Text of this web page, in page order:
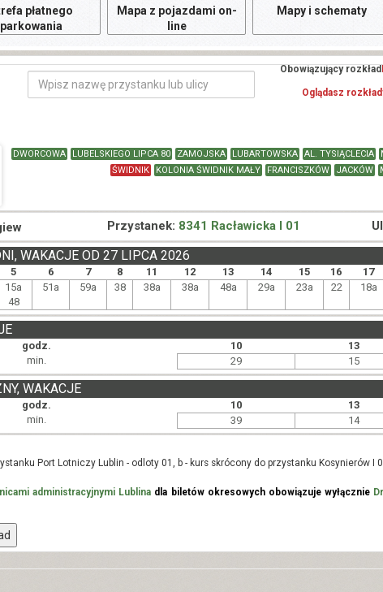
płatnego
parkowania
Mapa z pojazdami on-
line
Mapy i schematy
Obowiązujący rozkład
Oglądasz
DWORCOWA LUBELSKIEGO LIPCA 80 ZAMOJSKA LUBARTOWSKA AL. TYSIĄCLECIA
ŚWIDNIK
KOLONIA ŚWIDNIK MAŁY FRANCISZKÓW JACKÓW
Przystanek: 8341 Racławicka I 01
5 6 7 8 11 12 13 14 15 16 17
WAKACJE OD 27 LIPCA 2026
15a
48
51a 59a 38 38a 38a 48a 29a 23a 22 18a
godz. 10 13
min. 29 15
godz. 10 13
WAKACJE
min. 39 14
Port Lotniczy Lublin - odloty 01, b - kurs skrócony do przystanku Kosynierów I
administracyjnymi Lublina dla biletów okresowych obowiązuje wyłącznie